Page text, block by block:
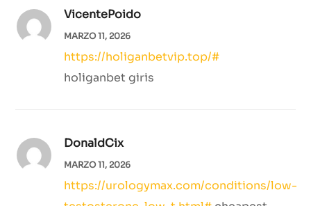
VicentePoido
MARZO 11, 2026
https://holiganbetvip.top/#
holiganbet giris
DonaldCix
MARZO 11, 2026
https://urologymax.com/conditions/low-